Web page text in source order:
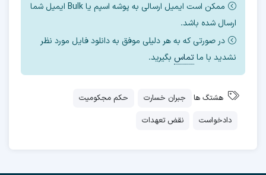
ممکن است ایمیل ارسالی به پوشه اسپم یا Bulk ایمیل شما
ارسال شده باشد.
در صورتی که به هر دلیلی موفق به دانلود فایل مورد نظر
نشدید با ماتماس بگیرید.
هشتگ ها جبران خسارت
حکم مجکومیت
دادخواست
نقض تعهدات